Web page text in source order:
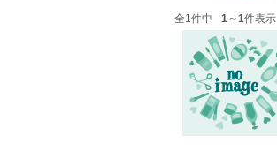
全1件中 1～1件表示